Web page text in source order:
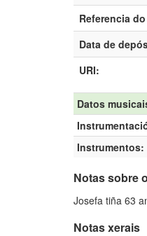
Referencia
Data de
URI:
Datos
Instrumentos:
Notas sobre
Josefa tiña 63
Notas xerais